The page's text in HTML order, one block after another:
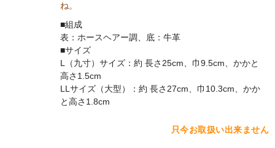
ね。
■組成
表：ホースヘアー調、底：牛革
■サイズ
L（九寸）サイズ：約 長さ25cm、巾9.5cm、かかと
高さ1.5cm
LLサイズ（大型）：約 長さ27cm、巾10.3cm、かか
と高さ1.8cm
只今お取扱い出来ません